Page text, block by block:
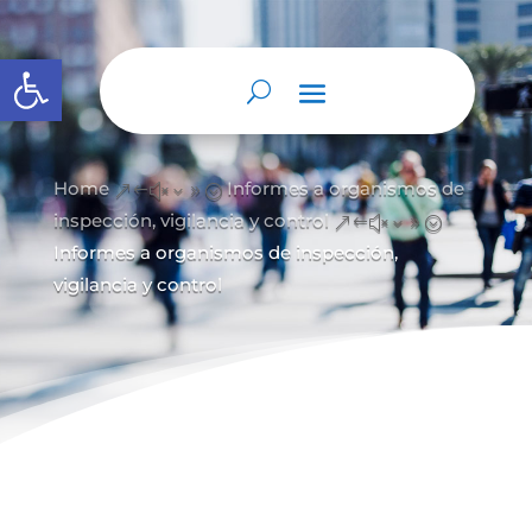
Open toolbar
Home &#x39; Informes a organismos de
inspección, vigilancia y control &#x39;
Informes a organismos de inspección,
vigilancia y control